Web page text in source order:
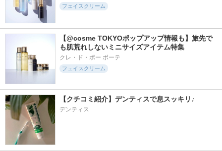
ジェニフィック ア
ルティメ セラム
ランコム
6.0
525件
レッドブレミッシュ
クイックPHAシート
マスク
5.2
11666件
PDRN ヒアルロン酸
17332件
フェイスクリーム
【@cosme TOKYOポップアップ情報も】旅先で
も肌荒れしないミニサイズアイテム特集
クレ・ド・ポー ボーテ
フェイスクリーム
【クチコミ紹介】デンティスで息スッキリ♪
デンティス